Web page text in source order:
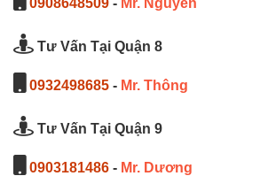
0908648509 - Mr. Nguyên
Tư Vấn Tại Quận 8
0932498685 - Mr. Thông
Tư Vấn Tại Quận 9
0903181486 - Mr. Dương